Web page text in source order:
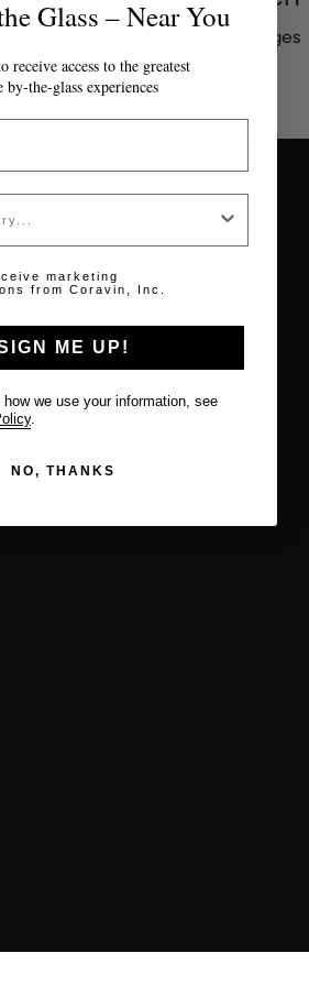
den Administrator für ein gültiges
Token.
Standorte
Glass – Near You
receive access to the greatest
by-the-glass experiences
marketing
from Coravin, Inc.
ME UP!
we use your information, see
NO, THANKS